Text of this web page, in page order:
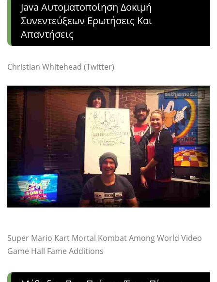
Java Αυτοματοποίηση Δοκιμή
Συνεντεύξεων Ερωτήσεις Και
Απαντήσεις
Christian Whitehead (Twitter)
Super Mario Kart Mortal Kombat Among World Video
Game Hall Fame Additions